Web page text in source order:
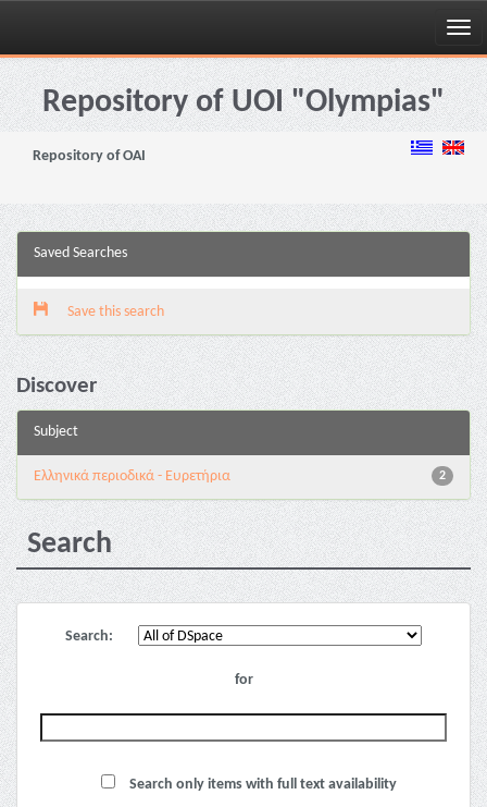
Skip
navigationRepository of UOI "Olympias"
Repository of OAI
Saved Searches
Save this search
Discover
Subject
2
Ελληνικά περιοδικά - Ευρετήρια
Search
Search:
for
Search only items with full text availability